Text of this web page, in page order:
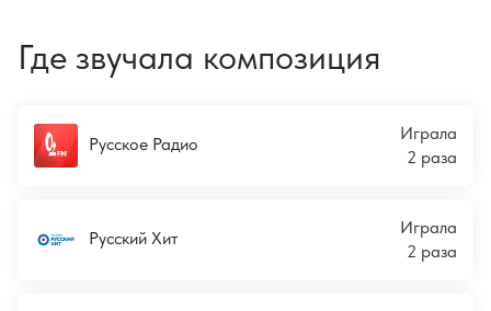
Где звучала композиция
Русское Радио
Играла
2 раза
Русский Хит
Играла
2 раза